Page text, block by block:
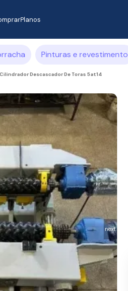
Planos
Pinturas e revestimento
Descascador De Toras 5at14
next